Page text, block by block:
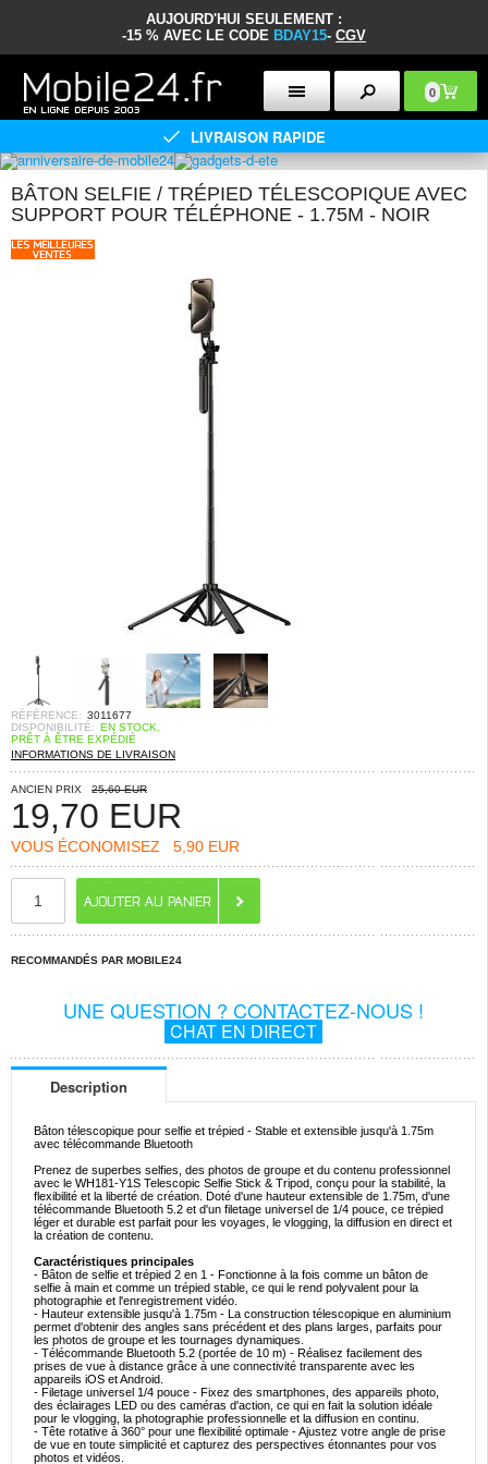
AUJOURD'HUI SEULEMENT :
-15 % AVEC LE CODE BDAY15- CGV
0
LIVRAISON RAPIDE
BÂTON SELFIE / TRÉPIED TÉLESCOPIQUE AVEC
SUPPORT POUR TÉLÉPHONE - 1.75M - NOIR
RÉFÉRENCE: 3011677
DISPONIBILITÉ: EN STOCK.
PRÊT À ÊTRE EXPÉDIÉ
INFORMATIONS DE LIVRAISON
ANCIEN PRIX 25,60 EUR
19,70 EUR
VOUS ÉCONOMISEZ 5,90 EUR
RECOMMANDÉS PAR MOBILE24
UNE QUESTION ? CONTACTEZ-NOUS !
CHAT EN DIRECT
Description
Bâton télescopique pour selfie et trépied - Stable et extensible jusqu'à 1.75m
avec télécommande Bluetooth
Prenez de superbes selfies, des photos de groupe et du contenu professionnel
avec le WH181-Y1S Telescopic Selfie Stick & Tripod, conçu pour la stabilité, la
flexibilité et la liberté de création. Doté d'une hauteur extensible de 1.75m, d'une
télécommande Bluetooth 5.2 et d'un filetage universel de 1/4 pouce, ce trépied
léger et durable est parfait pour les voyages, le vlogging, la diffusion en direct et
la création de contenu.
Caractéristiques principales
- Bâton de selfie et trépied 2 en 1 - Fonctionne à la fois comme un bâton de
selfie à main et comme un trépied stable, ce qui le rend polyvalent pour la
photographie et l'enregistrement vidéo.
- Hauteur extensible jusqu'à 1.75m - La construction télescopique en aluminium
permet d'obtenir des angles sans précédent et des plans larges, parfaits pour
les photos de groupe et les tournages dynamiques.
- Télécommande Bluetooth 5.2 (portée de 10 m) - Réalisez facilement des
prises de vue à distance grâce à une connectivité transparente avec les
appareils iOS et Android.
- Filetage universel 1/4 pouce - Fixez des smartphones, des appareils photo,
des éclairages LED ou des caméras d'action, ce qui en fait la solution idéale
pour le vlogging, la photographie professionnelle et la diffusion en continu.
- Tête rotative à 360° pour une flexibilité optimale - Ajustez votre angle de prise
de vue en toute simplicité et capturez des perspectives étonnantes pour vos
photos et vidéos.